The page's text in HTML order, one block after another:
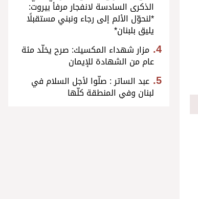
الذكرى السادسة لانفجار مرفأ بيروت:
*لنحوّل الألم إلى رجاء ونبني مستقبلًا
يليق بلبنان*
مزار شهداء المكسيك: صرح يخلّد مئة
عام من الشهادة للإيمان
عبد الساتر : صلّوا لأجل السلام في
لبنان وفي المنطقة كلّها